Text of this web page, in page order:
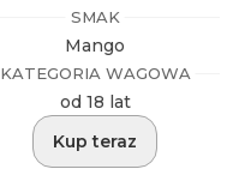
SMAK
Mango
KATEGORIA WAGOWA
od 18 lat
Kup teraz